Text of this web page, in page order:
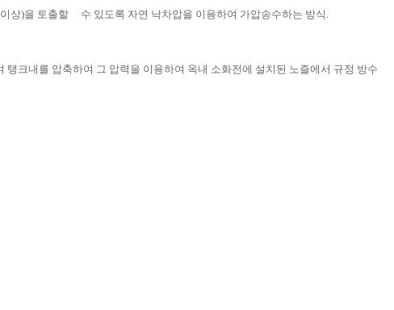
상)을 토출할 수 있도록 자연 낙차압을 이용하여 가압송수하는 방식.
크내를 압축하여 그 압력을 이용하여 옥내 소화전에 설치된 노즐에서 규정 방수